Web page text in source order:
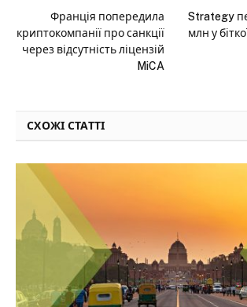
Франція попередила
криптокомпанії про санкції
через відсутність ліцензій
MiCA
Strategy
млн у
СХОЖІ СТАТТІ